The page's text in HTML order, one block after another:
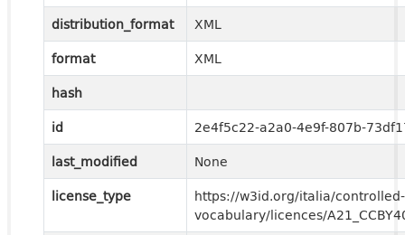
distribution_format
XML
format
XML
hash
id
2e4f5c22-a2a0-4e9f-807b-
last_modified
None
license_type
https://w3id.org/italia/controlled-
vocabulary/licences/